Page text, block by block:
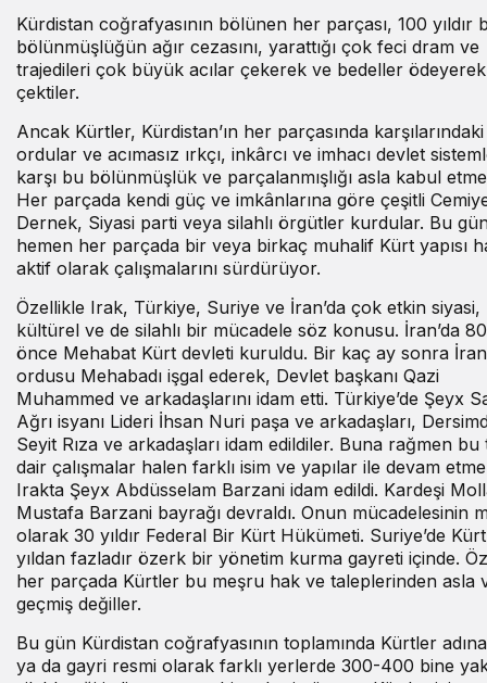
Kürdistan coğrafyasının bölünen her parçası, 100 yıldır
bölünmüşlüğün ağır cezasını, yarattığı çok feci dram ve
trajedileri çok büyük acılar çekerek ve bedeller ödeyerek
çektiler.
Ancak Kürtler, Kürdistan’ın her parçasında
ordular ve acımasız ırkçı, inkârcı ve imhacı devlet
karşı bu bölünmüşlük ve parçalanmışlığı asla kabul
Her parçada kendi güç ve imkânlarına göre çeşitli
Dernek, Siyasi parti veya silahlı örgütler kurdular. Bu
hemen her parçada bir veya birkaç muhalif Kürt yapısı
aktif olarak çalışmalarını sürdürüyor.
Özellikle Irak, Türkiye, Suriye ve İran’da çok etkin siyasi,
kültürel ve de silahlı bir mücadele söz konusu. İran’da 80
önce Mehabat Kürt devleti kuruldu. Bir kaç ay sonra İran
ordusu Mehabadı işgal ederek, Devlet başkanı Qazi
Muhammed ve arkadaşlarını idam etti. Türkiye’de Şeyx
Ağrı isyanı Lideri İhsan Nuri paşa ve arkadaşları,
Seyit Rıza ve arkadaşları idam edildiler. Buna rağmen bu
dair çalışmalar halen farklı isim ve yapılar ile devam
Irakta Şeyx Abdüsselam Barzani idam edildi. Kardeşi
Mustafa Barzani bayrağı devraldı. Onun mücadelesinin
olarak 30 yıldır Federal Bir Kürt Hükümeti. Suriye’de
yıldan fazladır özerk bir yönetim kurma gayreti içinde.
her parçada Kürtler bu meşru hak ve taleplerinden asla
geçmiş değiller.
Bu gün Kürdistan coğrafyasının toplamında Kürtler
ya da gayri resmi olarak farklı yerlerde 300-400 bine